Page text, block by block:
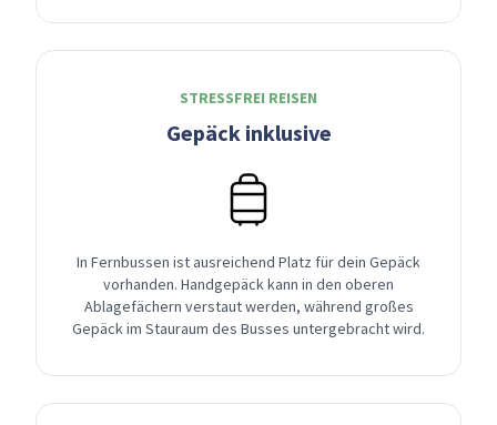
STRESSFREI REISEN
Gepäck inklusive
In Fernbussen ist ausreichend Platz für dein Gepäck
vorhanden. Handgepäck kann in den oberen
Ablagefächern verstaut werden, während großes
Gepäck im Stauraum des Busses untergebracht wird.